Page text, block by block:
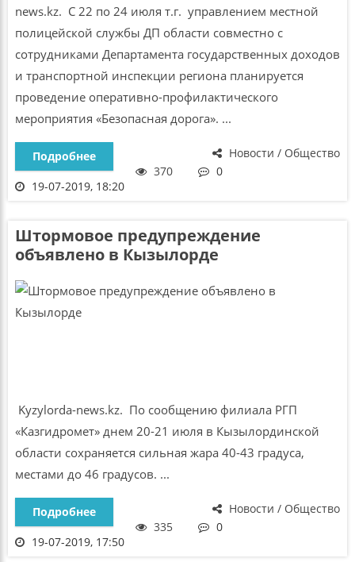
news.kz. С 22 по 24 июля т.г. управлением местной
полицейской службы ДП области совместно с
сотрудниками Департамента государственных доходов
и транспортной инспекции региона планируется
проведение оперативно-профилактического
мероприятия «Безопасная дорога». ...
Новости / Общество
Подробнее
370
0
19-07-2019, 18:20
Штормовое предупреждение
объявлено в Кызылорде
Kyzylorda-news.kz. По сообщению филиала РГП
«Казгидромет» днем 20-21 июля в Кызылординской
области сохраняется сильная жара 40-43 градуса,
местами до 46 градусов. ...
Новости / Общество
Подробнее
335
0
19-07-2019, 17:50